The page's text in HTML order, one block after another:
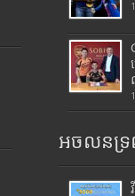
អចលនទ្រ